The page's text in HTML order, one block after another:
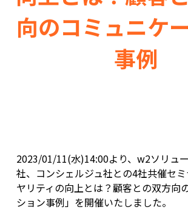
向のコミュニケ
事例
2023/01/11(水)14:00より、w2ソリュ
社、コンシェルジュ社との4社共催セ
ヤリティの向上とは？顧客との双方向
ション事例」を開催いたしました。